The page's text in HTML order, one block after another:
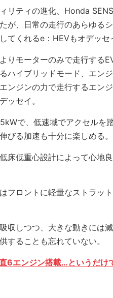
リティの進化、Honda
が、日常の走行のあらゆる
てくれるe：HEVもオデッセ
りモーターのみで走行する
ハイブリッドモード、エン
ンジンの力で走行するエン
ッセイ。
で、低速域でアクセルを
びる加速も十分に楽しめる。
床低重心設計によって心地
フロントに軽量なストラッ
収しつつ、大きな動きには
することも忘れていない。
6エンジン搭載…というだ